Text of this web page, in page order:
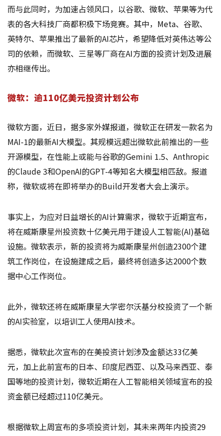
而与此同时，为加速占领风口，以谷歌、微软、苹果等为代
表的各大科技厂商都积极下场竞赛。其中，Meta、谷歌、
英特尔、苹果推出了最新的AI芯片，希望降低对英伟达等公
司的依赖，而微软、三星等厂商在AI方面的投资计划及进展
亦相继传出。
微软：逾110亿美元投资计划公布
微软方面，近日，据多家外媒报道，微软正在研发一款名为
MAI-1的最新AI大模型。其规模远超出微软此前推出的一些
开源模型，在性能上或能与谷歌的Gemini 1.5、Anthropic
的Claude 3和OpenAI的GPT-4等知名大模型相匹敌。报道
称，微软或将在即将举办的Build开发者大会上演示。
事实上，为应对日益增长的AI计算需求，微软于近期宣布，
将在威斯康星州投资数十亿美元用于建设人工智能(AI)基础
设施。微软表示，新的投资将为威斯康星州创造2300个建
筑工作岗位，在设施建成之后，最终将创造多达2000个数
据中心工作岗位。
此外，微软还将在威斯康星大学密尔沃基分校投资了一个新
的AI实验室，以培训工人使用AI技术。
据悉，微软此次宣布的在美投资计划涉及金额达33亿美
元，加上此前宣布的日本、印度尼西亚、以及马来西亚、泰
国等地的投资计划，微软近期在人工智能相关领域宣布的投
资金额已经超过110亿美元。
根据微软上周宣布的多项投资计划，其未来两年内投资29